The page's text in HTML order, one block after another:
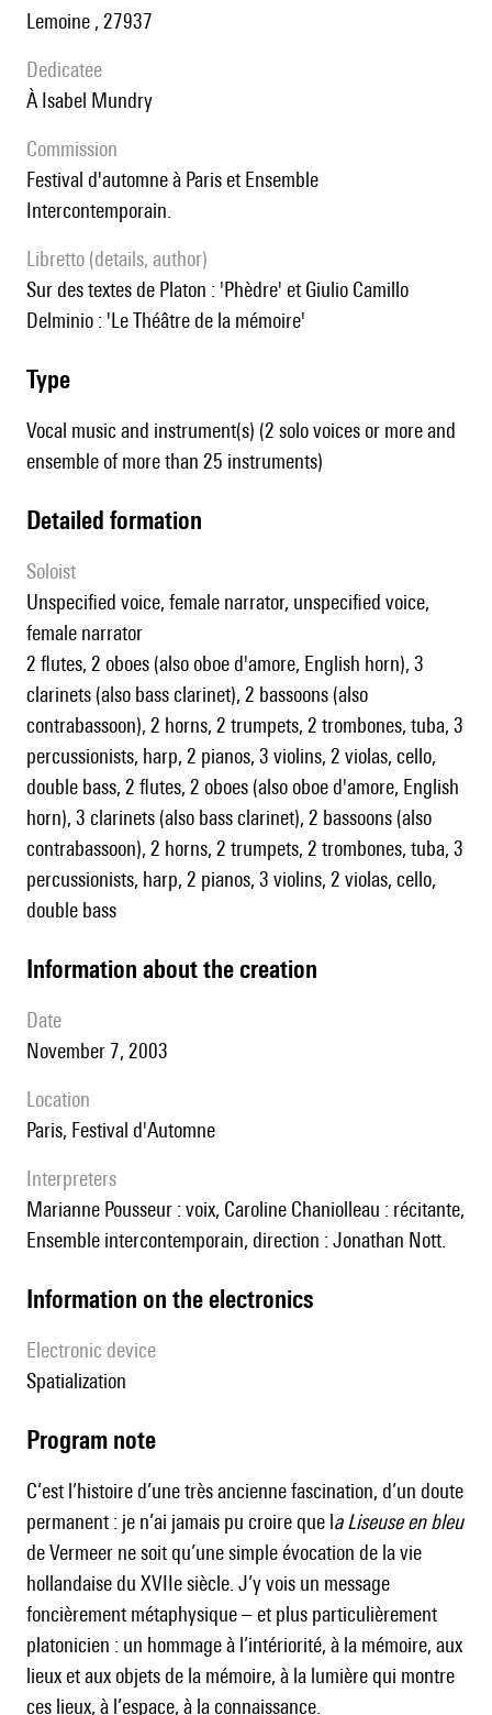
Lemoine , 27937
Dedicatee
à Isabel Mundry
Commission
Festival d'automne à Paris et Ensemble
Intercontemporain.
Libretto (details, author)
Sur des textes de Platon : 'Phèdre' et Giulio Camillo
Delminio : 'Le Théâtre de la mémoire'
type
Vocal music and instrument(s) (2 solo voices or more and
ensemble of more than 25 instruments)
detailed formation
Soloist
unspecified voice, female narrator, unspecified voice,
female narrator
2 flutes, 2 oboes (also oboe d'amore, English horn), 3
clarinets (also bass clarinet), 2 bassoons (also
contrabassoon), 2 horns, 2 trumpets, 2 trombones, tuba, 3
percussionists, harp, 2 pianos, 3 violins, 2 violas, cello,
double bass, 2 flutes, 2 oboes (also oboe d'amore, English
horn), 3 clarinets (also bass clarinet), 2 bassoons (also
contrabassoon), 2 horns, 2 trumpets, 2 trombones, tuba, 3
percussionists, harp, 2 pianos, 3 violins, 2 violas, cello,
double bass
information about the creation
date
November 7, 2003
location
Paris, Festival d'Automne
interpreters
Marianne Pousseur : voix, Caroline Chaniolleau : récitante,
Ensemble intercontemporain, direction : Jonathan Nott.
Information on the electronics
Electronic device
spatialization
Program note
C’est l’histoire d’une très ancienne fascination, d’un doute
permanent : je n’ai jamais pu croire que la Liseuse en bleu
de Vermeer ne soit qu’une simple évocation de la vie
hollandaise du XVIIe siècle. J’y vois un message
foncièrement métaphysique – et plus particulièrement
platonicien : un hommage à l’intériorité, à la mémoire, aux
lieux et aux objets de la mémoire, à la lumière qui montre
ces lieux, à l’espace, à la connaissance.